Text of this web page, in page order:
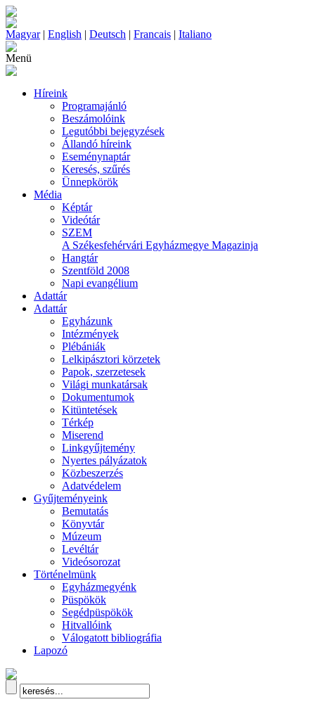
Magyar| English | Deutsch | Francais | Italiano
Menü
Híreink
Programajánló
Beszámolóink
Legutóbbi bejegyzések
Állandó híreink
Eseménynaptár
Keresés, szűrés
Ünnepkörök
Média
Képtár
Videótár
SZEM
A Székesfehérvári Egyházmegye Magazinja
Hangtár
Szentföld 2008
Napi evangélium
Adattár
Adattár
Egyházunk
Intézmények
Plébániák
Lelkipásztori körzetek
Papok, szerzetesek
Világi munkatársak
Dokumentumok
Kitüntetések
Térkép
Miserend
Linkgyűjtemény
Nyertes pályázatok
Közbeszerzés
Adatvédelem
Gyűjteményeink
Bemutatás
Könyvtár
Múzeum
Levéltár
Videósorozat
Történelmünk
Egyházmegyénk
Püspökök
Segédpüspökök
Hitvallóink
Válogatott bibliográfia
Lapozó